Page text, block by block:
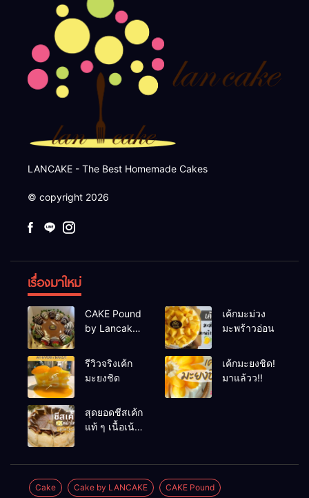
LANCAKE - The Best Homemade Cakes
© copyright 2026
เรื่องมาใหม่
CAKE Pound
by Lancake
เค้กมะม่วง
มะพร้าวอ่อน
รีวิวจริงเค้ก
มะยงชิด
เค้กมะยงชิด!
มาแล้วว!!
สุดยอดชีสเค้ก
แท้ ๆ เนื้อเน้น
Cake Cake by LANCAKE CAKE Pound